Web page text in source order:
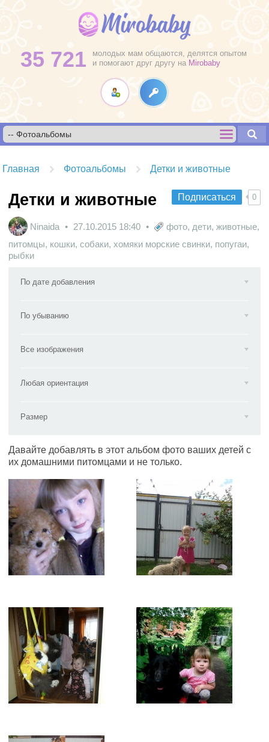
35 721
молодых мам общаются, делятся опытом
и помогают друг другу на Mirobaby
Главная Фотоальбомы Детки и животные
Подписаться 0
Детки и животные
Ninaida 27.10.2015 18:40 фото, дети, животные,
питомцы, кошки, собаки, хомяки морские свинки, попугаи,
рыбки
По дате добавления
По убыванию
Все изображения
Любая ориентация
Размер
Давайте добавлять в этот альбом фото ваших детей с
их домашними питомцами и не только.